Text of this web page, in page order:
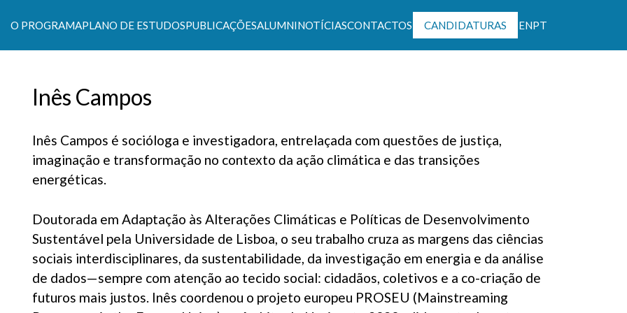
Climáticas e Políticas de Desenvolvimento Sustentável
O PROGRAMAPLANO DE ESTUDOSPUBLICAÇÕESALUMNINOTÍCIASCONTACTOS CANDIDATURAS ENPT
Inês Campos
Inês Campos é socióloga e investigadora, entrelaçada com questões de justiça,
imaginação e transformação no contexto da ação climática e das transições
energéticas.
Doutorada em Adaptação às Alterações Climáticas e Políticas de Desenvolvimento
Sustentável pela Universidade de Lisboa, o seu trabalho cruza as margens das ciências
sociais interdisciplinares, da sustentabilidade, da investigação em energia e da análise
de dados—sempre com atenção ao tecido social: cidadãos, coletivos e a co-criação de
futuros mais justos. Inês coordenou o projeto europeu PROSEU (Mainstreaming